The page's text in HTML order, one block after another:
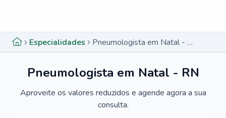
Especialidades Pneumologista em Natal - RN
Pneumologista em Natal - RN
Aproveite os valores reduzidos e agende agora a sua
consulta.